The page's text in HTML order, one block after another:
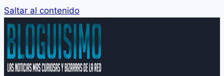
Saltar al contenido